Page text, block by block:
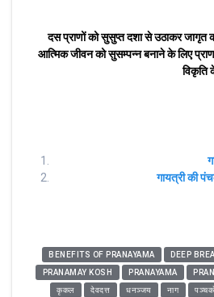
दस प्राणों को सुसुप्त दशा से उठाकर जागृत
आत्मिक जीवन को सुसम्पन्न बनाने के लिए
विकृति
गायत्री की
BENEFITS OF PRANAYAMA DEEP
PRANAMAY KOSH
PRANAYAMA
कृकल
देवदत्त धनञ्जय नाग